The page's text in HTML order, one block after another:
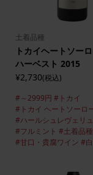
土着品種
トカイヘートソー
ハーベスト 2015
¥2,730(税込)
#～2999円 #トカイ
#トカイ ヘートソーロ
#ハールシュレヴェリュ
#フルミント #土着品種
#甘口・貴腐ワイン #